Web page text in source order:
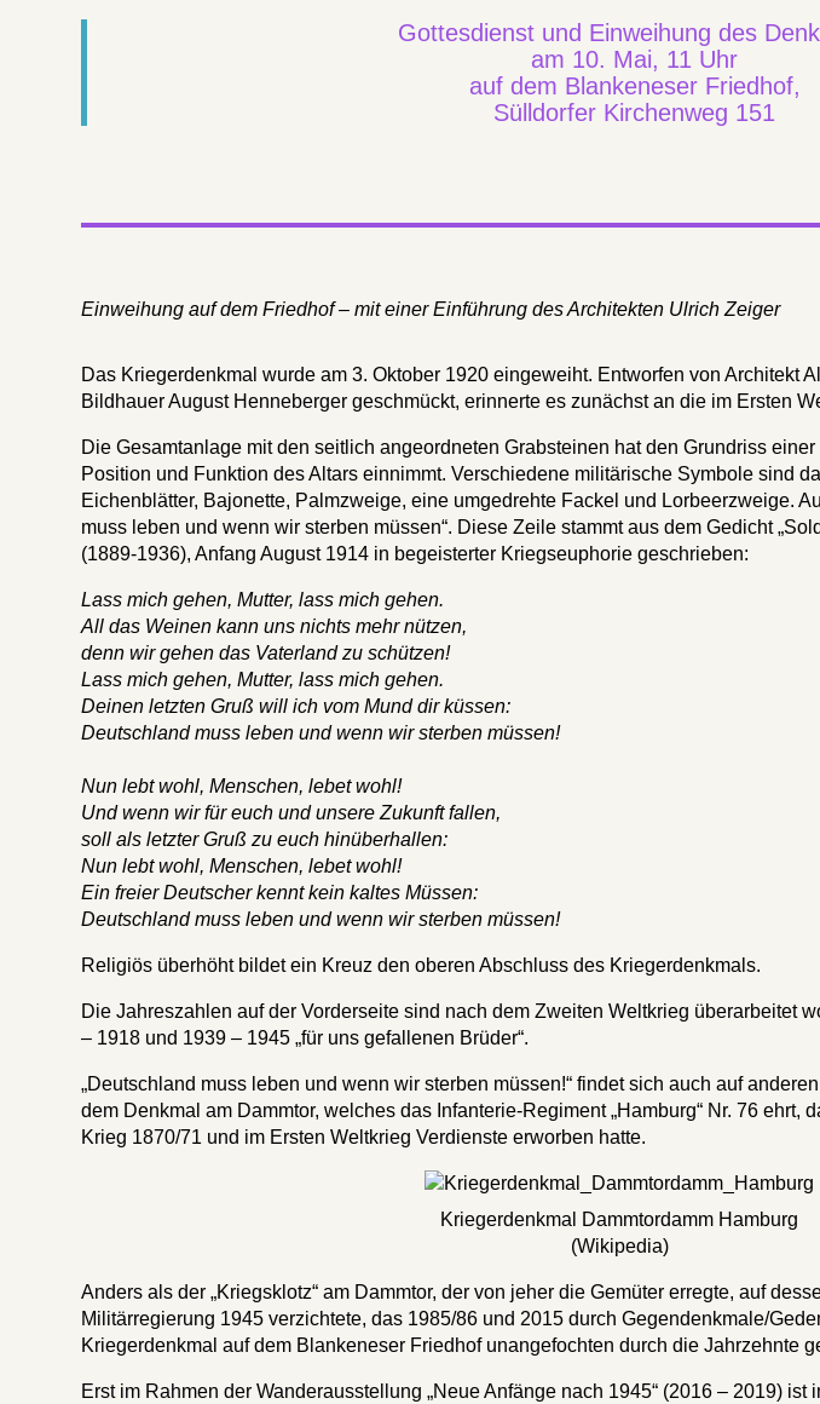
Gottesdienst und Einweihung des
am 10. Mai, 11 Uhr
auf dem Blankeneser Friedhof,
Sülldorfer Kirchenweg 151
Einweihung auf dem Friedhof – mit einer Einführung des Architekten Ulrich Zeiger
Das Kriegerdenkmal wurde am 3. Oktober 1920 eingeweiht. Entworfen von Architekt
Bildhauer August Henneberger geschmückt, erinnerte es zunächst an die im Ersten
Die Gesamtanlage mit den seitlich angeordneten Grabsteinen hat den Grundriss
Position und Funktion des Altars einnimmt. Verschiedene militärische Symbole sind
Eichenblätter, Bajonette, Palmzweige, eine umgedrehte Fackel und Lorbeerzweige.
muss leben und wenn wir sterben müssen“. Diese Zeile stammt aus dem Gedicht
(1889-1936), Anfang August 1914 in begeisterter Kriegseuphorie geschrieben:
Lass mich gehen, Mutter, lass mich gehen.
All das Weinen kann uns nichts mehr nützen,
denn wir gehen das Vaterland zu schützen!
Lass mich gehen, Mutter, lass mich gehen.
Deinen letzten Gruß will ich vom Mund dir küssen:
Deutschland muss leben und wenn wir sterben müssen!
Nun lebt wohl, Menschen, lebet wohl!
Und wenn wir für euch und unsere Zukunft fallen,
soll als letzter Gruß zu euch hinüberhallen:
Nun lebt wohl, Menschen, lebet wohl!
Ein freier Deutscher kennt kein kaltes Müssen:
Deutschland muss leben und wenn wir sterben müssen!
Religiös überhöht bildet ein Kreuz den oberen Abschluss des Kriegerdenkmals.
Die Jahreszahlen auf der Vorderseite sind nach dem Zweiten Weltkrieg überarbeitet
– 1918 und 1939 – 1945 „für uns gefallenen Brüder“.
„Deutschland muss leben und wenn wir sterben müssen!“ findet sich auch auf
dem Denkmal am Dammtor, welches das Infanterie-Regiment „Hamburg“ Nr. 76 ehrt,
Krieg 1870/71 und im Ersten Weltkrieg Verdienste erworben hatte.
Kriegerdenkmal Dammtordamm Hamburg
(Wikipedia)
Anders als der „Kriegsklotz“ am Dammtor, der von jeher die Gemüter erregte, auf
Militärregierung 1945 verzichtete, das 1985/86 und 2015 durch Gegendenkmale/
Kriegerdenkmal auf dem Blankeneser Friedhof unangefochten durch die Jahrzehnte
Erst im Rahmen der Wanderausstellung „Neue Anfänge nach 1945“ (2016 – 2019)